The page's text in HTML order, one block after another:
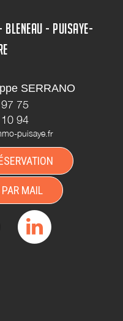
BLENEAU - PUISAYE-
SERRANO
75
94
puisaye.fr
MAIL